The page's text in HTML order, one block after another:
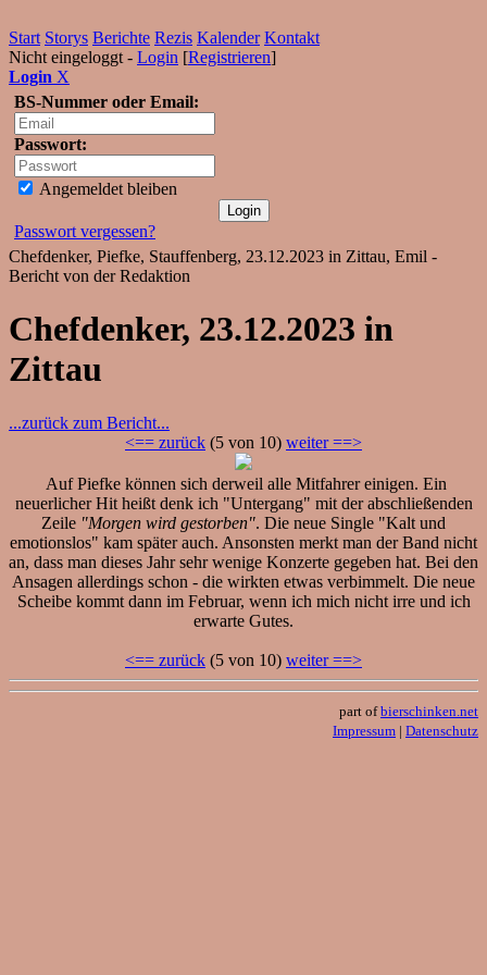
Start Storys Berichte Rezis Kalender Kontakt
Nicht eingeloggt - Login [Registrieren]
Login X
BS-Nummer oder Email:
Passwort:
Angemeldet bleiben
Passwort vergessen?
Chefdenker, Piefke, Stauffenberg, 23.12.2023 in Zittau, Emil -
Bericht von der Redaktion
Chefdenker, 23.12.2023 in
Zittau
...zurück zum Bericht...
<== zurück (5 von 10) weiter ==>
Auf Piefke können sich derweil alle Mitfahrer einigen. Ein
neuerlicher Hit heißt denk ich "Untergang" mit der abschließenden
Zeile "Morgen wird gestorben". Die neue Single "Kalt und
emotionslos" kam später auch. Ansonsten merkt man der Band nicht
an, dass man dieses Jahr sehr wenige Konzerte gegeben hat. Bei den
Ansagen allerdings schon - die wirkten etwas verbimmelt. Die neue
Scheibe kommt dann im Februar, wenn ich mich nicht irre und ich
erwarte Gutes.
<== zurück (5 von 10) weiter ==>
part ofbierschinken.net
Impressum | Datenschutz